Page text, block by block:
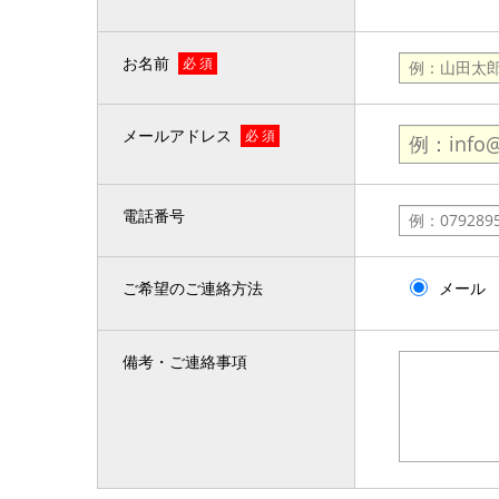
お名前 必 須
メールアドレス 必 須
電話番号
ご希望のご連絡方法 メール
備考・ご連絡事項